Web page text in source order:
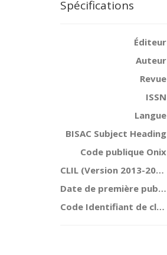
Spécifications
Éditeur
Auteur
Revue
ISSN
Langue
BISAC Subject Heading
Code publique Onix
CLIL (Version 2013-2019 )
Date de première publication du titre
Code Identifiant de classement sujet